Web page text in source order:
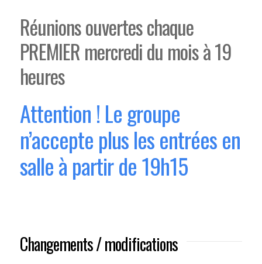
Réunions ouvertes chaque
PREMIER mercredi du mois à 19
heures
Attention ! Le groupe
n’accepte plus les entrées en
salle à partir de 19h15
Changements / modifications